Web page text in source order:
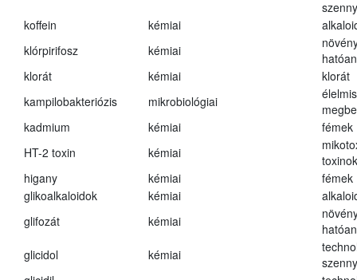
koffein
kémiai
klórpirifosz
kémiai
klorát
kémiai
klorát
kampilobakteriózis
mikrobiológiai
kadmium
kémiai
fémek
HT-2 toxin
kémiai
toxinok
higany
kémiai
fémek
glikoalkaloidok
kémiai
glifozát
kémiai
glicidol
kémiai